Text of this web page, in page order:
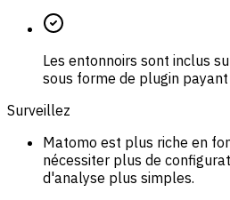
Les entonnoirs sont inclus
sous forme de plugin
Surveillez
Matomo est plus riche en
nécessiter plus de
d'analyse plus simples.